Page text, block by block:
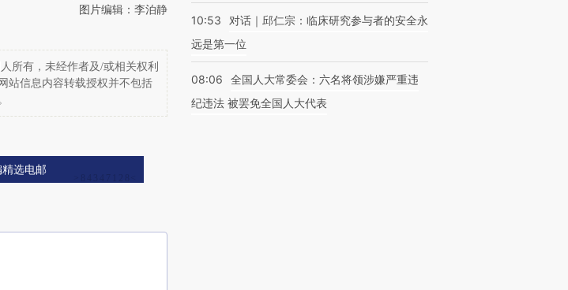
图片编辑：李泊静
所有，未经作者及/或相关权利
站信息内容转载授权并不包括
选电邮
10:53
对话｜邱仁宗：临床研究参与者的安全永
远是第一位
08:06
全国人大常委会：六名将领涉嫌严重违
纪违法 被罢免全国人大代表